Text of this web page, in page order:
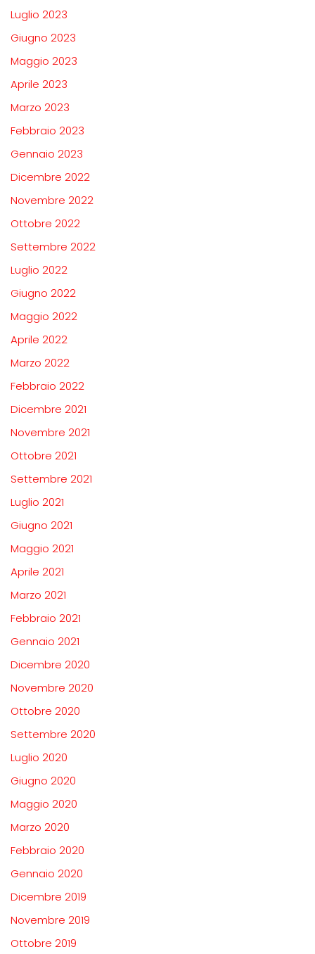
Luglio 2023
Giugno 2023
Maggio 2023
Aprile 2023
Marzo 2023
Febbraio 2023
Gennaio 2023
Dicembre 2022
Novembre 2022
Ottobre 2022
Settembre 2022
Luglio 2022
Giugno 2022
Maggio 2022
Aprile 2022
Marzo 2022
Febbraio 2022
Dicembre 2021
Novembre 2021
Ottobre 2021
Settembre 2021
Luglio 2021
Giugno 2021
Maggio 2021
Aprile 2021
Marzo 2021
Febbraio 2021
Gennaio 2021
Dicembre 2020
Novembre 2020
Ottobre 2020
Settembre 2020
Luglio 2020
Giugno 2020
Maggio 2020
Marzo 2020
Febbraio 2020
Gennaio 2020
Dicembre 2019
Novembre 2019
Ottobre 2019